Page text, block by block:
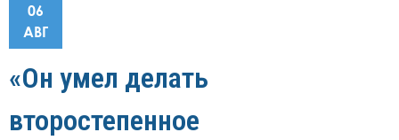
06
АВГ
«Он умел делать
второстепенное